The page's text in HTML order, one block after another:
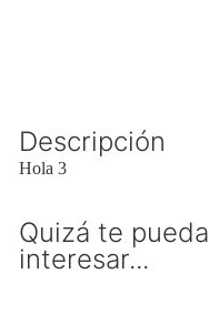
Descripción
Hola 3
Quizá te pueda
interesar...